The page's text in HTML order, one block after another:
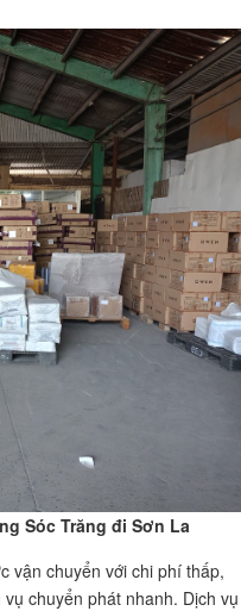
Sóc Trăng đi Sơn La
vận chuyển với chi phí thấp,
chuyển phát nhanh. Dịch vụ